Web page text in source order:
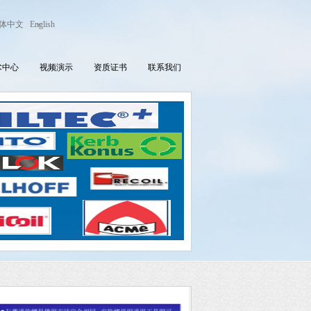
中文 English
中心 视频演示 资质证书 联系我们